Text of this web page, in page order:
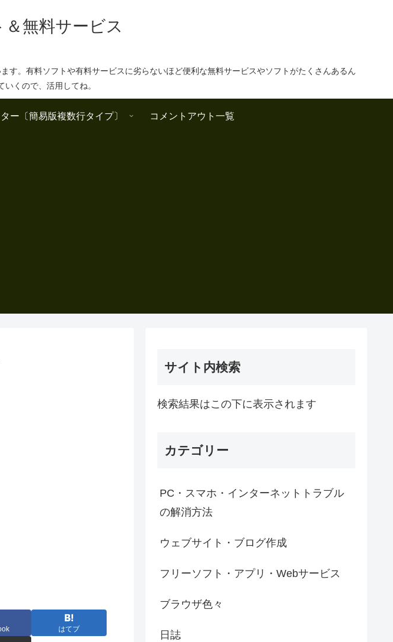
無料サービス
。有料ソフトや有料サービスに劣らないほど便利な無料サービスやソフトがたくさんあるん
くので、活用してね。
ー〔簡易版複数行タイプ〕 コメントアウト一覧
はてブ
サイト内検索
検索結果はこの下に表示されます
カテゴリー
PC・スマホ・インターネットトラブル
の解消方法
ウェブサイト・ブログ作成
フリーソフト・アプリ・Webサービス
ブラウザ色々
日誌